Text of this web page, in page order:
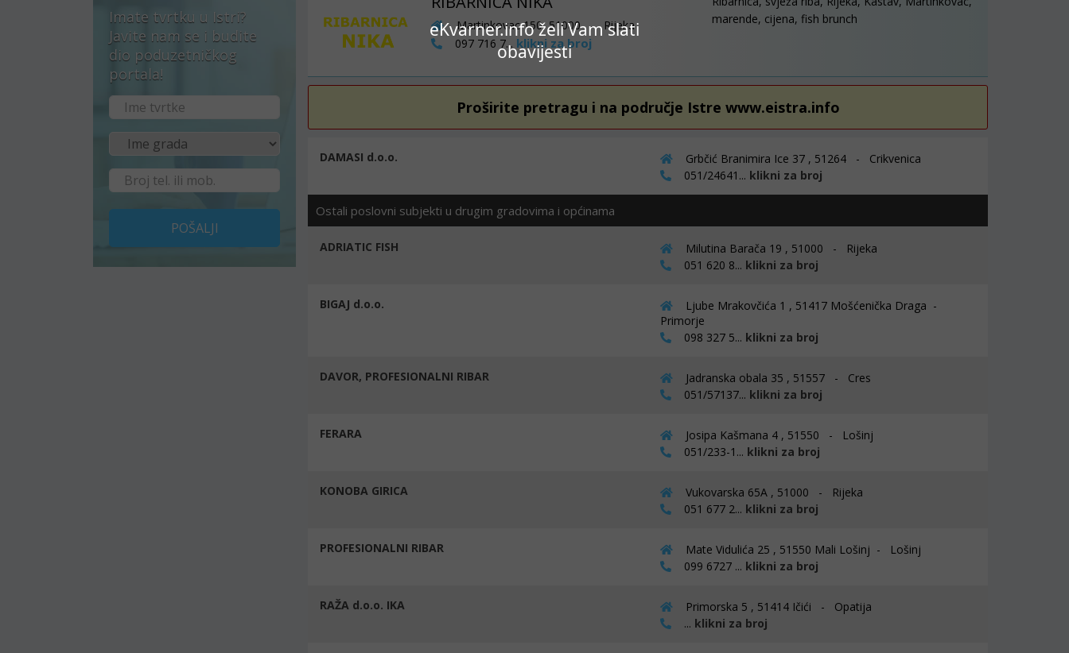
eKvarner.info želi Vam slati
obavijesti
Imate tvrtku u Istri?
Javite nam se i budite
dio poduzetničkog
portala!
POŠALJI
Martinkovac 150, 51000 - Rijeka
097 716 7... klikni za broj
marende, cijena, fish brunch
Proširite pretragu i na područje Istre www.eistra.info
DAMASI d.o.o.
Grbčić Branimira Ice 37 , 51264 - Crikvenica
051/24641... klikni za broj
Ostali poslovni subjekti u drugim gradovima i općinama
ADRIATIC FISH
Milutina Barača 19 , 51000 - Rijeka
051 620 8... klikni za broj
BIGAJ d.o.o.
Ljube Mrakovčića 1 , 51417 Mošćenička Draga -
Primorje
098 327 5... klikni za broj
DAVOR, PROFESIONALNI RIBAR
Jadranska obala 35 , 51557 - Cres
051/57137... klikni za broj
FERARA
Josipa Kašmana 4 , 51550 - Lošinj
051/233-1... klikni za broj
KONOBA GIRICA
Vukovarska 65A , 51000 - Rijeka
051 677 2... klikni za broj
PROFESIONALNI RIBAR
Mate Vidulića 25 , 51550 Mali Lošinj - Lošinj
099 6727 ... klikni za broj
RAŽA d.o.o. IKA
Primorska 5 , 51414 Ičići - Opatija
... klikni za broj